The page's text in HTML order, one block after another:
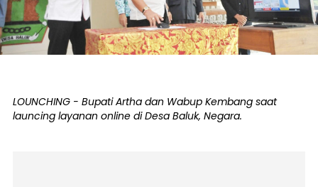
LOUNCHING - Bupati Artha dan Wabup Kembang saat
launcing layanan online di Desa Baluk, Negara.